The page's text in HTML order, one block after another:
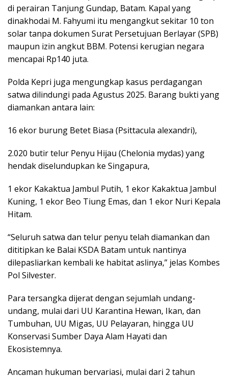
di perairan Tanjung Gundap, Batam. Kapal yang
dinakhodai M. Fahyumi itu mengangkut sekitar 10 ton
solar tanpa dokumen Surat Persetujuan Berlayar (SPB)
maupun izin angkut BBM. Potensi kerugian negara
mencapai Rp140 juta.
Polda Kepri juga mengungkap kasus perdagangan
satwa dilindungi pada Agustus 2025. Barang bukti yang
diamankan antara lain:
16 ekor burung Betet Biasa (Psittacula alexandri),
2.020 butir telur Penyu Hijau (Chelonia mydas) yang
hendak diselundupkan ke Singapura,
1 ekor Kakaktua Jambul Putih, 1 ekor Kakaktua Jambul
Kuning, 1 ekor Beo Tiung Emas, dan 1 ekor Nuri Kepala
Hitam.
“Seluruh satwa dan telur penyu telah diamankan dan
dititipkan ke Balai KSDA Batam untuk nantinya
dilepasliarkan kembali ke habitat aslinya,” jelas Kombes
Pol Silvester.
Para tersangka dijerat dengan sejumlah undang-
undang, mulai dari UU Karantina Hewan, Ikan, dan
Tumbuhan, UU Migas, UU Pelayaran, hingga UU
Konservasi Sumber Daya Alam Hayati dan
Ekosistemnya.
Ancaman hukuman bervariasi, mulai dari 2 tahun